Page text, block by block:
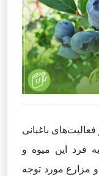
باغبانی
فرد این میوه و
مزارع مورد توجه